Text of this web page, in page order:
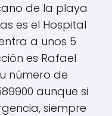
de la playa
es el Hospital
a unos 5
es Rafael
número de
aunque si
siempre